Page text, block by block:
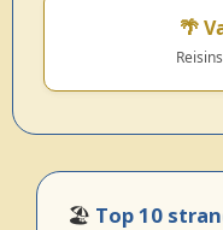
🌴
🏖️ Top 10